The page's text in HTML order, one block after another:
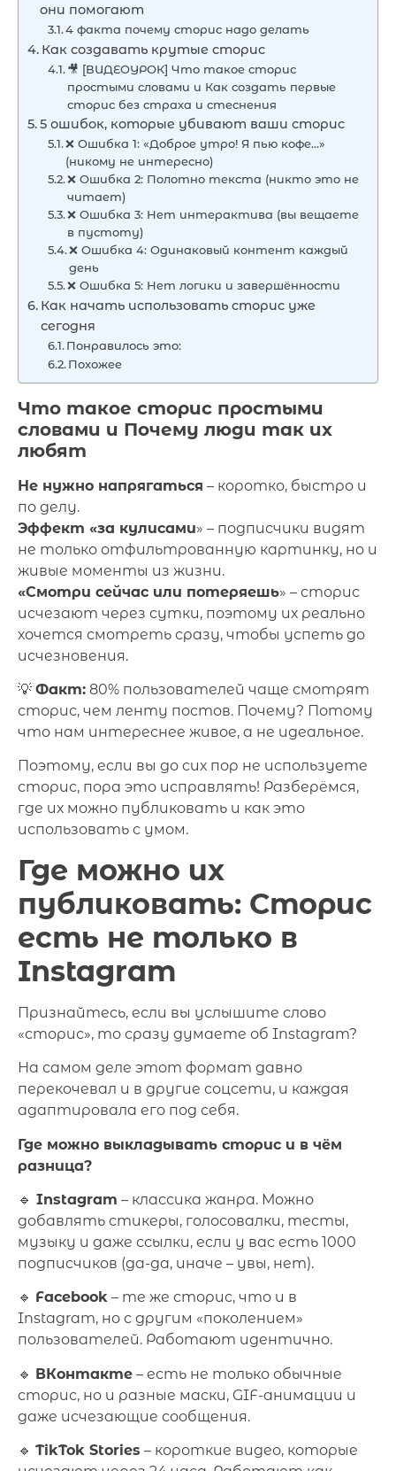
они помогают
4 факта почему сторис надо делать
Как создавать крутые сторис
🎥 [ВИДЕОУРОК] Что такое сторис
простыми словами и Как создать первые
сторис без страха и стеснения
5 ошибок, которые убивают ваши сторис
❌ Ошибка 1: «Доброе утро! Я пью кофе…»
(никому не интересно)
❌ Ошибка 2: Полотно текста (никто это не
читает)
❌ Ошибка 3: Нет интерактива (вы вещаете
в пустоту)
❌ Ошибка 4: Одинаковый контент каждый
день
❌ Ошибка 5: Нет логики и завершённости
Как начать использовать сторис уже
сегодня
Понравилось это:
Похожее
Что такое сторис простыми
словами и Почему люди так их
любят
Не нужно напрягаться – коротко, быстро и
по делу.
Эффект «за кулисами» – подписчики видят
не только отфильтрованную картинку, но и
живые моменты из жизни.
«Смотри сейчас или потеряешь» – сторис
исчезают через сутки, поэтому их реально
хочется смотреть сразу, чтобы успеть до
исчезновения.
💡 Факт: 80% пользователей чаще смотрят
сторис, чем ленту постов. Почему? Потому
что нам интереснее живое, а не идеальное.
Поэтому, если вы до сих пор не используете
сторис, пора это исправлять! Разберёмся,
где их можно публиковать и как это
использовать с умом.
Где можно их
публиковать: Сторис
есть не только в
Instagram
Признайтесь, если вы услышите слово
«сторис», то сразу думаете об Instagram?
На самом деле этот формат давно
перекочевал и в другие соцсети, и каждая
адаптировала его под себя.
Где можно выкладывать сторис и в чём
разница?
🔹 Instagram – классика жанра. Можно
добавлять стикеры, голосовалки, тесты,
музыку и даже ссылки, если у вас есть 1000
подписчиков (да-да, иначе – увы, нет).
🔹 Facebook – те же сторис, что и в
Instagram, но с другим «поколением»
пользователей. Работают идентично.
🔹 ВКонтакте – есть не только обычные
сторис, но и разные маски, GIF-анимации и
даже исчезающие сообщения.
🔹 TikTok Stories – короткие видео, которые